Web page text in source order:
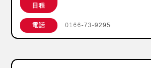
日程
電話 0166-73-9295